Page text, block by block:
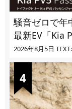
騒音ゼロで
最新EV「Kia
2026年8月5日